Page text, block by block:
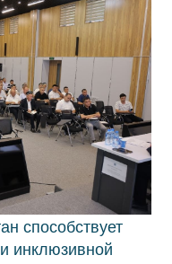
способствует
инклюзивной